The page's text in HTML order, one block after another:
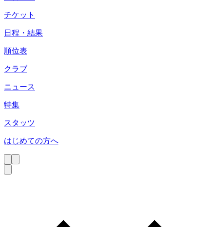
チケット
日程・結果
順位表
クラブ
ニュース
特集
スタッツ
はじめての方へ